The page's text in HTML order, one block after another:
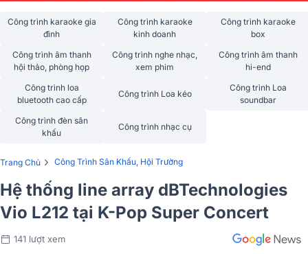
Công trình karaoke gia
đình
Công trình karaoke
kinh doanh
Công trình karaoke
box
Công trình âm thanh
hội thảo, phòng họp
Công trình nghe nhạc,
xem phim
Công trình âm thanh
hi-end
Công trình loa
bluetooth cao cấp
Công trình Loa kéo
Công trình Loa
soundbar
Công trình đèn sân
khấu
Công trình nhạc cụ
Trang Chủ › Công Trình Sân Khấu, Hội Trường
Hệ thống line array dBTechnologies
Vio L212 tại K-Pop Super Concert
141 lượt xem